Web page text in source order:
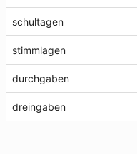
schultagen
stimmlagen
durchgaben
dreingaben